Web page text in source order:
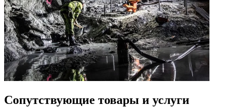
Сопутствующие товары и услуги